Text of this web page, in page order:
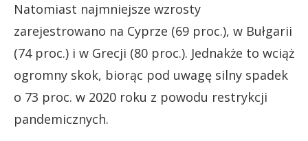
Natomiast najmniejsze wzrosty
zarejestrowano na Cyprze (69 proc.), w Bułgarii
(74 proc.) i w Grecji (80 proc.). Jednakże to wciąż
ogromny skok, biorąc pod uwagę silny spadek
o 73 proc. w 2020 roku z powodu restrykcji
pandemicznych.